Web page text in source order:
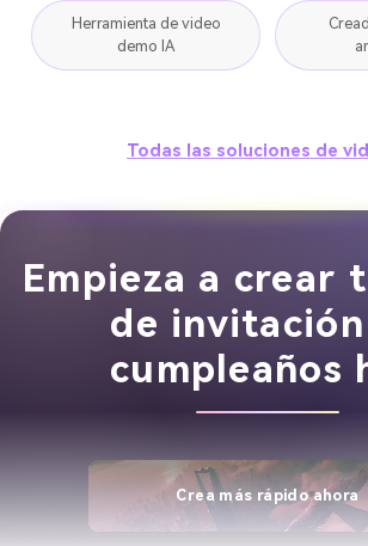
Herramienta de video
demo IA
Todas las soluciones de
Empieza a crear
de
cumpleaños
Crea más rápido ahora